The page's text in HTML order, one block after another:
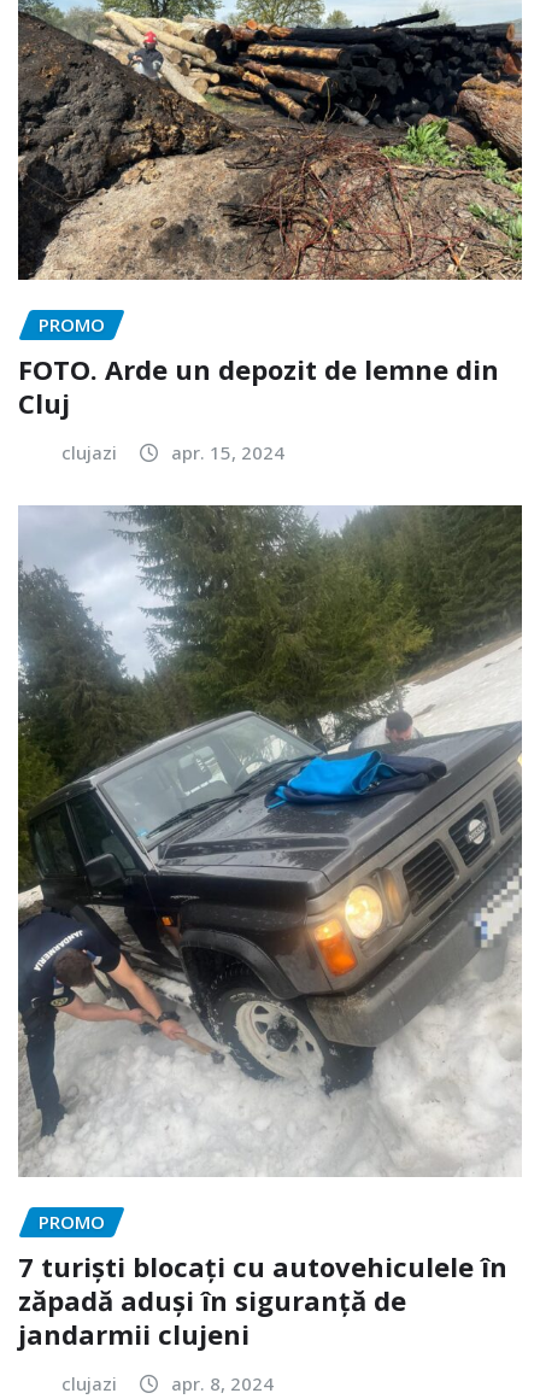
PROMO
FOTO. Arde un depozit de lemne din
Cluj
clujazi apr. 15, 2024
PROMO
7 turiști blocați cu autovehiculele în
zăpadă aduși în siguranță de
jandarmii clujeni
clujazi apr. 8, 2024